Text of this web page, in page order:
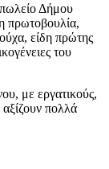
Δήμου
πρωτοβουλία,
είδη πρώτης
του
με εργατικούς,
πολλά